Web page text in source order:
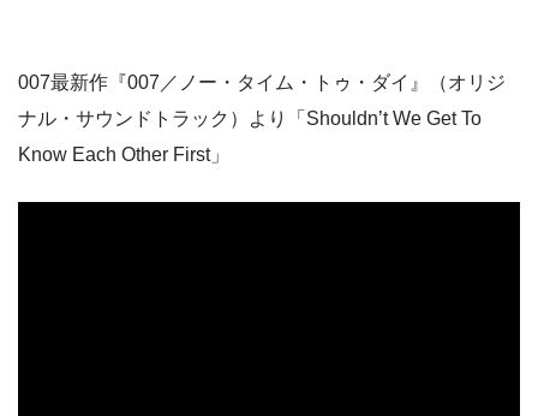
007最新作『007／ノー・タイム・トゥ・ダイ』（オリジ
ナル・サウンドトラック）より「Shouldn’t We Get To
Know Each Other First」